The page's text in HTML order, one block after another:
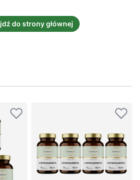
do strony głównej